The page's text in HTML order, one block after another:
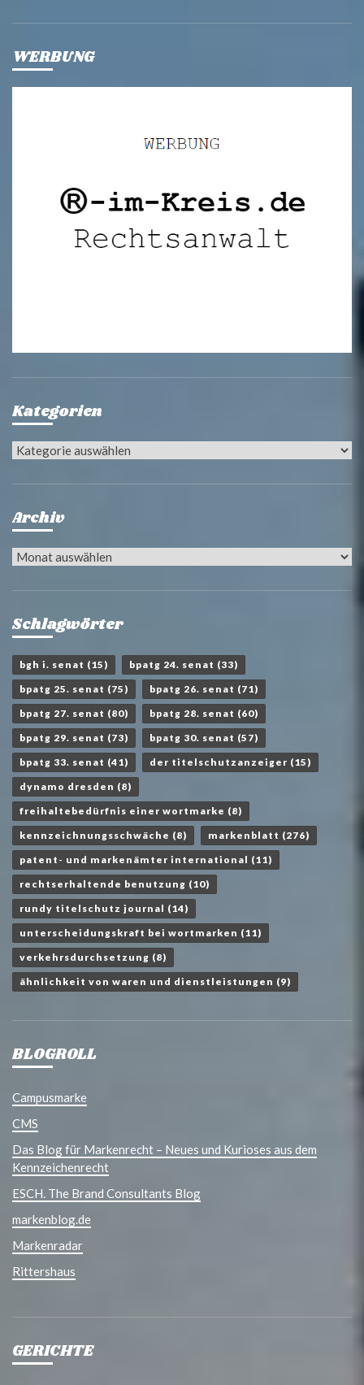
WERBUNG
Kategorien
Kategorien
Archiv
Archiv
Schlagwörter
bgh i. senat (15) bpatg 24. senat (33)
bpatg 25. senat (75) bpatg 26. senat (71)
bpatg 27. senat (80) bpatg 28. senat (60)
bpatg 29. senat (73) bpatg 30. senat (57)
bpatg 33. senat (41) der titelschutzanzeiger (15)
dynamo dresden (8)
freihaltebedürfnis einer wortmarke (8)
kennzeichnungsschwäche (8) markenblatt (276)
patent- und markenämter international (11)
rechtserhaltende benutzung (10)
rundy titelschutz journal (14)
unterscheidungskraft bei wortmarken (11)
verkehrsdurchsetzung (8)
ähnlichkeit von waren und dienstleistungen (9)
BLOGROLL
Campusmarke
CMS
Das Blog für Markenrecht – Neues und Kurioses aus dem
Kennzeichenrecht
ESCH. The Brand Consultants Blog
markenblog.de
Markenradar
Rittershaus
GERICHTE